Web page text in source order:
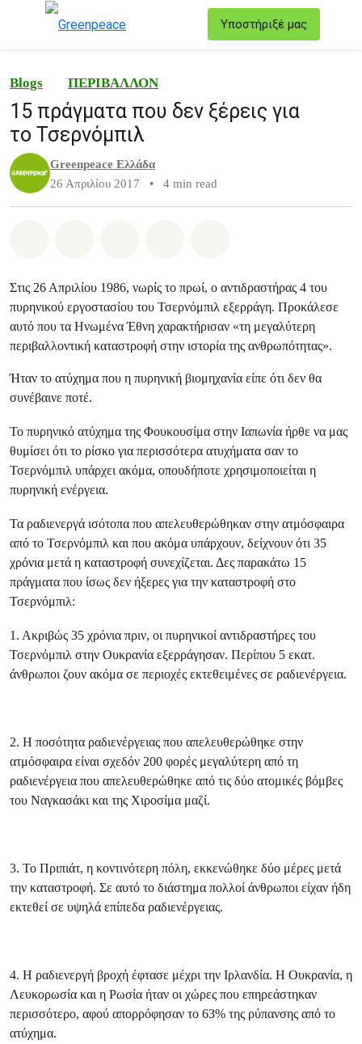
Υποστήριξέ μας
Blogs ΠΕΡΙΒΑΛΛΟΝ
15 πράγματα που δεν ξέρεις για
το Τσερνόμπιλ
Greenpeace Ελλάδα
26 Απριλίου 2017
• 4 min read
Στις 26 Απριλίου 1986, νωρίς το πρωί, ο αντιδραστήρας 4 του
πυρηνικού εργοστασίου του Τσερνόμπιλ εξερράγη. Προκάλεσε
αυτό που τα Ηνωμένα Έθνη χαρακτήρισαν «τη μεγαλύτερη
περιβαλλοντική καταστροφή στην ιστορία της ανθρωπότητας».
Ήταν το ατύχημα που η πυρηνική βιομηχανία είπε ότι δεν θα
συνέβαινε ποτέ.
Το πυρηνικό ατύχημα της Φουκουσίμα στην Ιαπωνία ήρθε να μας
θυμίσει ότι το ρίσκο για περισσότερα ατυχήματα σαν το
Τσερνόμπιλ υπάρχει ακόμα, οπουδήποτε χρησιμοποιείται η
πυρηνική ενέργεια.
Τα ραδιενεργά ισότοπα που απελευθερώθηκαν στην ατμόσφαιρα
από το Τσερνόμπιλ και που ακόμα υπάρχουν, δείχνουν ότι 35
χρόνια μετά η καταστροφή συνεχίζεται. Δες παρακάτω 15
πράγματα που ίσως δεν ήξερες για την καταστροφή στο
Τσερνόμπιλ:
1. Ακριβώς 35 χρόνια πριν, οι πυρηνικοί αντιδραστήρες του
Τσερνόμπιλ στην Ουκρανία εξερράγησαν. Περίπου 5 εκατ.
άνθρωποι ζουν ακόμα σε περιοχές εκτεθειμένες σε ραδιενέργεια.
2. Η ποσότητα ραδιενέργειας που απελευθερώθηκε στην
ατμόσφαιρα είναι σχεδόν 200 φορές μεγαλύτερη από τη
ραδιενέργεια που απελευθερώθηκε από τις δύο ατομικές βόμβες
του Ναγκασάκι και της Χιροσίμα μαζί.
3. Το Πριπιάτ, η κοντινότερη πόλη, εκκενώθηκε δύο μέρες μετά
την καταστροφή. Σε αυτό το διάστημα πολλοί άνθρωποι είχαν ήδη
εκτεθεί σε υψηλά επίπεδα ραδιενέργειας.
4. Η ραδιενεργή βροχή έφτασε μέχρι την Ιρλανδία. Η Ουκρανία, η
Λευκορωσία και η Ρωσία ήταν οι χώρες που επηρεάστηκαν
περισσότερο, αφού απορρόφησαν το 63% της ρύπανσης από το
ατύχημα.